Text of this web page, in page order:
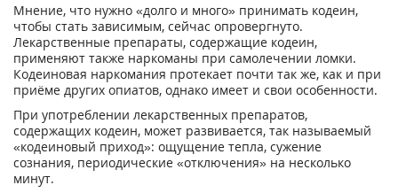
Мнение, что нужно «долго и много» принимать кодеин,
чтобы стать зависимым, сейчас опровергнуто.
Лекарственные препараты, содержащие кодеин,
применяют также наркоманы при самолечении ломки.
Кодеиновая наркомания протекает почти так же, как и при
приёме других опиатов, однако имеет и свои особенности.
При употреблении лекарственных препаратов,
содержащих кодеин, может развивается, так называемый
«кодеиновый приход»: ощущение тепла, сужение
сознания, периодические «отключения» на несколько
минут.